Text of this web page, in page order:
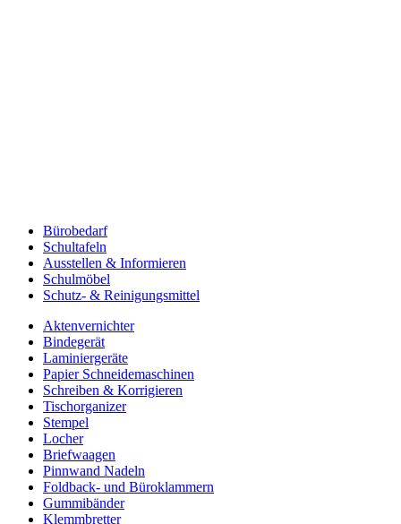
Bürobedarf
Schultafeln
Ausstellen & Informieren
Schulmöbel
Schutz- & Reinigungsmittel
Aktenvernichter
Bindegerät
Laminiergeräte
Papier Schneidemaschinen
Schreiben & Korrigieren
Tischorganizer
Stempel
Locher
Briefwaagen
Pinnwand Nadeln
Foldback- und Büroklammern
Gummibänder
Klemmbretter